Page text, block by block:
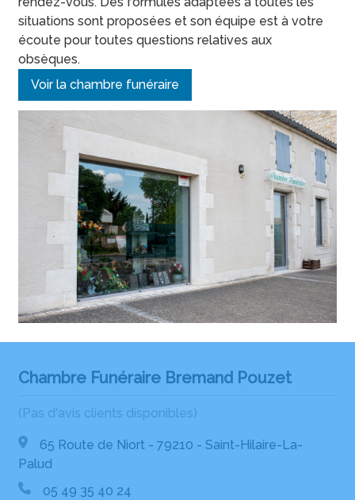
situations sont proposées et son équipe est à votre
écoute pour toutes questions relatives aux
obsèques.
Voir la chambre funéraire
Chambre Funéraire Bremand Pouzet
(Pas d'avis clients disponibles)
65 Route de Niort - 79210 - Saint-Hilaire-La-
Palud
05 49 35 40 24